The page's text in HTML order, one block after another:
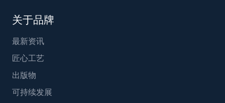
关于品牌
最新资讯
匠心工艺
出版物
可持续发展